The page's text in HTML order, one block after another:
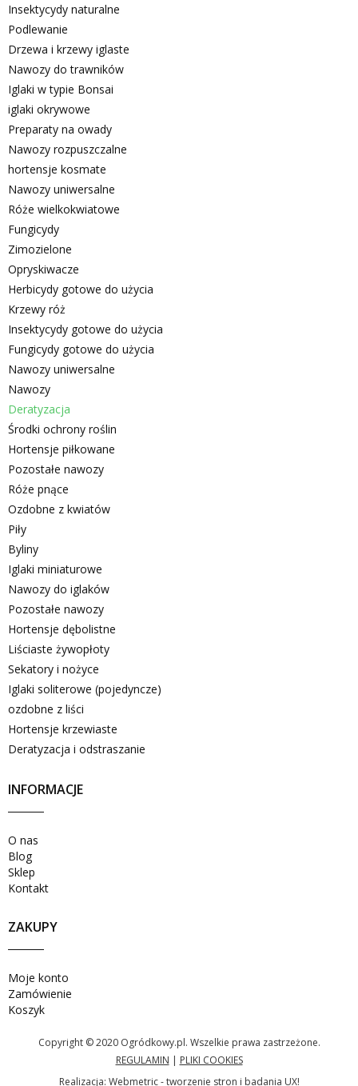
Insektycydy naturalne
Podlewanie
Drzewa i krzewy iglaste
Nawozy do trawników
Iglaki w typie Bonsai
iglaki okrywowe
Preparaty na owady
Nawozy rozpuszczalne
hortensje kosmate
Nawozy uniwersalne
Róże wielkokwiatowe
Fungicydy
Zimozielone
Opryskiwacze
Herbicydy gotowe do użycia
Krzewy róż
Insektycydy gotowe do użycia
Fungicydy gotowe do użycia
Nawozy uniwersalne
Nawozy
Deratyzacja
Środki ochrony roślin
Hortensje piłkowane
Pozostałe nawozy
Róże pnące
Ozdobne z kwiatów
Piły
Byliny
Iglaki miniaturowe
Nawozy do iglaków
Pozostałe nawozy
Hortensje dębolistne
Liściaste żywopłoty
Sekatory i nożyce
Iglaki soliterowe (pojedyncze)
ozdobne z liści
Hortensje krzewiaste
Deratyzacja i odstraszanie
INFORMACJE
O nas
Blog
Sklep
Kontakt
ZAKUPY
Moje konto
Zamówienie
Koszyk
Copyright © 2020 Ogródkowy.pl. Wszelkie prawa zastrzeżone.
REGULAMIN | PLIKI COOKIES
Realizacja: Webmetric - tworzenie stron i badania UX!